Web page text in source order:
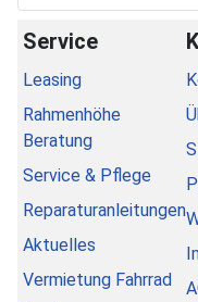
Service
Leasing
Rahmenhöhe
Beratung
Service & Pflege
Reparaturanleitungen
Aktuelles
Vermietung Fahrrad